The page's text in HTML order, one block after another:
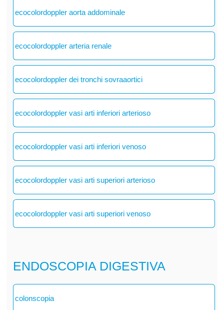
ecocolordoppler aorta addominale
ecocolordoppler arteria renale
ecocolordoppler dei tronchi sovraaortici
ecocolordoppler vasi arti inferiori arterioso
ecocolordoppler vasi arti inferiori venoso
ecocolordoppler vasi arti superiori arterioso
ecocolordoppler vasi arti superiori venoso
ENDOSCOPIA DIGESTIVA
colonscopia